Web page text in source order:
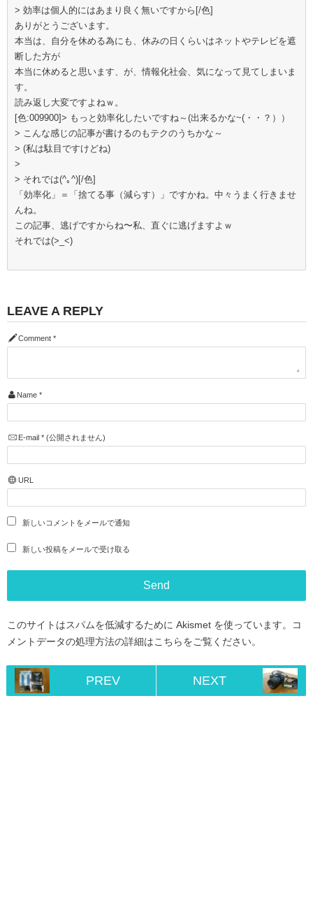
> 効率は個人的にはあまり良く無いですから[/色]
ありがとうございます。
本当は、自分を休める為にも、休みの日くらいはネットやテレビを遮
断した方が
本当に休めると思います、が、情報化社会、気になって見てしまいま
す。
読み返し大変ですよねｗ。
[色:009900]> もっと効率化したいですね～(出来るかな~(・・？））
> こんな感じの記事が書けるのもテクのうちかな～
> (私は駄目ですけどね)
>
> それでは(^｡^)[/色]
「効率化」＝「捨てる事（減らす）」ですかね。中々うまく行きませ
んね。
この記事、逃げですからね〜私、直ぐに逃げますよｗ
それでは(>_<)ゞ
LEAVE A REPLY
Comment *
Name *
E-mail *(公開されません)
URL
新しいコメントをメールで通知
新しい投稿をメールで受け取る
このサイトはスパムを低減するために Akismet を使っています。
コ
メントデータの処理方法の詳細はこちらをご覧ください。
PREV NEXT